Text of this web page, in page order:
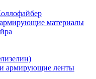
материалы
армирующие ленты